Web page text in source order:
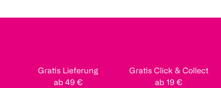
Gratis Lieferung
ab 49 €
Gratis Click & Collect
ab 19 €